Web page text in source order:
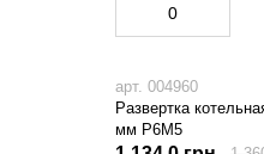
арт. 004960
Развертка
мм Р6М5